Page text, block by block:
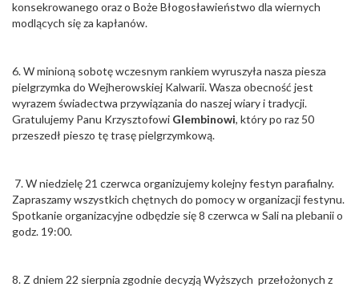
konsekrowanego oraz o Boże Błogosławieństwo dla wiernych
modlących się za kapłanów.
6. W minioną sobotę wczesnym rankiem wyruszyła nasza piesza
pielgrzymka do Wejherowskiej Kalwarii. Wasza obecność jest
wyrazem świadectwa przywiązania do naszej wiary i tradycji.
Gratulujemy Panu Krzysztofowi Glembinowi, który po raz 50
przeszedł pieszo tę trasę pielgrzymkową.
7. W niedzielę 21 czerwca organizujemy kolejny festyn parafialny.
Zapraszamy wszystkich chętnych do pomocy w organizacji festynu.
Spotkanie organizacyjne odbędzie się 8 czerwca w Sali na plebanii o
godz. 19:00.
8. Z dniem 22 sierpnia zgodnie decyzją Wyższych przełożonych z